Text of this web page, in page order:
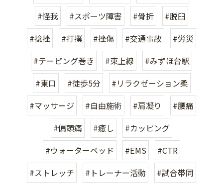
#怪我
#スポーツ障害 #骨折
#脱臼
#捻挫
#打撲 #挫傷 #交通事故
#労災
#テーピング巻き
#東上線
#みずほ台駅
#東口
#徒歩5分
#リラクゼーション柔
#マッサージ
#自由施術 #肩凝り
#腰痛
#偏頭痛
#癒し
#カッピング
#ウォーターベッド
#EMS
#CTR
#ストレッチ
#トレーナー活動 #試合帯同